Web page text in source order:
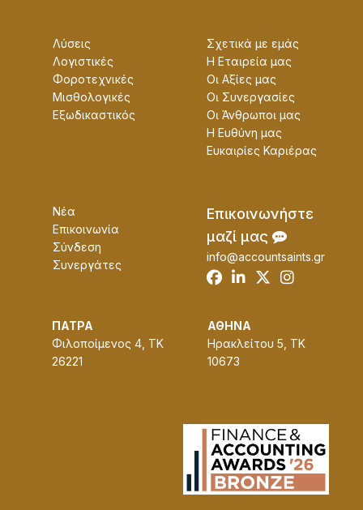
Λύσεις
Λογιστικές
Φοροτεχνικές
Μισθολογικές
Εξωδικαστικός
Σχετικά με εμάς
Η Εταɩρεία μας
Οɩ Αξίες μας
Οɩ Συνεργασίες
Οɩ Άνθρωποɩ μας
Η Ευθύνη μας
Ευκαɩρίες Καρɩέρας
Νέα
Επικοινωνία
Σύνδεση
Συνεργάτες
Επɩκοɩνωνήστε
μαζί μας
info@accountsaints.gr
ΠΑΤΡΑ
Φιλοποίμενος 4, ΤΚ
26221
ΑΘΗΝΑ
Ηρακλείτου 5, ΤΚ
10673